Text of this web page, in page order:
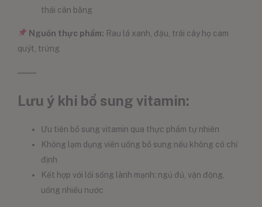
thái cân bằng
Nguồn thực phẩm: Rau lá xanh, đậu, trái cây họ cam
quýt, trứng
Lưu ý khi bổ sung vitamin:
Ưu tiên bổ sung vitamin qua thực phẩm tự nhiên
Không lạm dụng viên uống bổ sung nếu không có chỉ
định
Kết hợp với lối sống lành mạnh: ngủ đủ, vận động,
uống nhiều nước